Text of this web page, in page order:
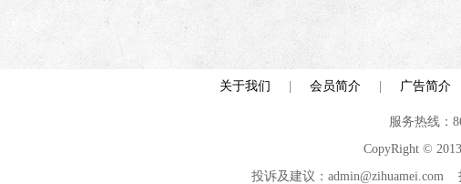
关于我们 会员简介 广告简介
服务热线：
CopyRight ©
投诉及建议：